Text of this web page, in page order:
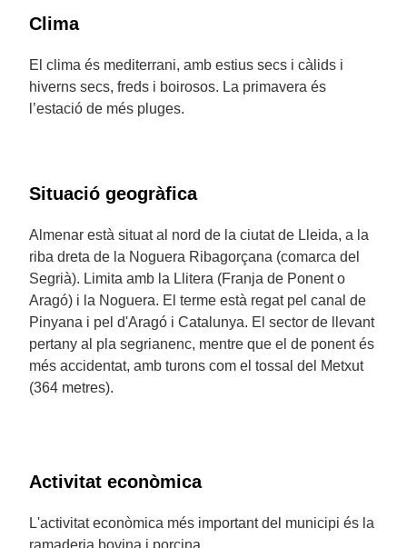
Clima
El clima és mediterrani, amb estius secs i càlids i
hiverns secs, freds i boirosos. La primavera és
l’estació de més pluges.
Situació geogràfica
Almenar està situat al nord de la ciutat de Lleida, a la
riba dreta de la Noguera Ribagorçana (comarca del
Segrià). Limita amb la Llitera (Franja de Ponent o
Aragó) i la Noguera. El terme està regat pel canal de
Pinyana i pel d'Aragó i Catalunya. El sector de llevant
pertany al pla segrianenc, mentre que el de ponent és
més accidentat, amb turons com el tossal del Metxut
(364 metres).
Activitat econòmica
L'activitat econòmica més important del municipi és la
ramaderia bovina i porcina.